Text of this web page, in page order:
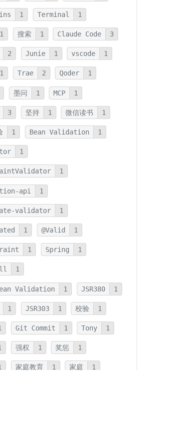
1 Terminal 1
1 搜索 1 Claude Code 3
2 Junie 1 vscode 1
1 Trae 2 Qoder 1
墨问 1 MCP 1
3 坚持 1 微信读书 1
1 Bean Validation 1
1
1
api 1
validator 1
1 @Valid 1
1 Spring 1
1
Validation 1 JSR380 1
1 JSR303 1 校验 1
Git Commit 1 Tony 1
强权 1 奖惩 1
家庭教育 1 家庭 1